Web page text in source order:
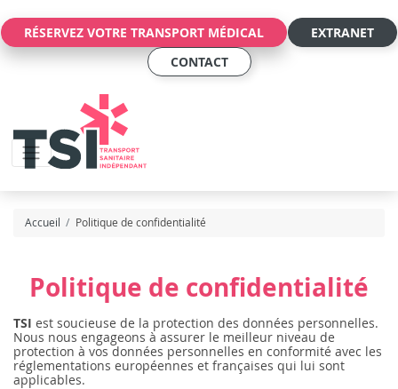
RÉSERVEZ VOTRE TRANSPORT MÉDICAL
EXTRANET
CONTACT
Accueil Politique de confidentialité
Politique de confidentialité
TSI est soucieuse de la protection des données personnelles.
Nous nous engageons à assurer le meilleur niveau de
protection à vos données personnelles en conformité avec les
réglementations européennes et françaises qui lui sont
applicables.